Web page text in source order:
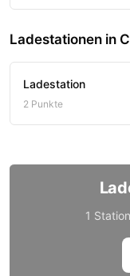
Ladestationen in
Ladestation
2 Punkte
1